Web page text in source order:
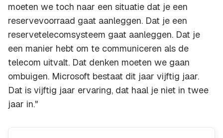
moeten we toch naar een situatie dat je een
reservevoorraad gaat aanleggen. Dat je een
reservetelecomsysteem gaat aanleggen. Dat je
een manier hebt om te communiceren als de
telecom uitvalt. Dat denken moeten we gaan
ombuigen. Microsoft bestaat dit jaar vijftig jaar.
Dat is vijftig jaar ervaring, dat haal je niet in twee
jaar in."